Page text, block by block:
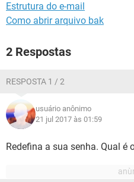
Estrutura do e-mail
Como abrir arquivo bak
2 Respostas
RESPOSTA 1 / 2
usuário anônimo
21 jul 2017 às 01:59
Redefina a sua senha. Qual é